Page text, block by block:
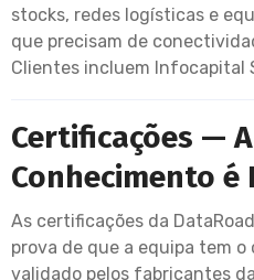
stocks, redes logísticas e
que precisam de
Clientes incluem Infocapital
Certificações —
Conhecimento é
As certificações da
prova de que a equipa tem
validado pelos fabricantes